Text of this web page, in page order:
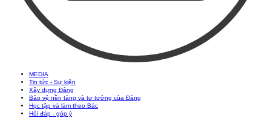
MEDIA
Tin tức - Sự kiện
Xây dựng Đảng
Bảo vệ nền tảng và tư tưởng của Đảng
Học tập và làm theo Bác
Hỏi đáp - góp ý